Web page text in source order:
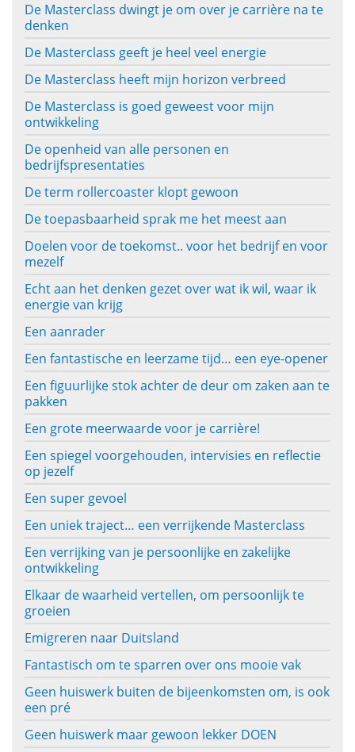
De Masterclass dwingt je om over je carrière na te
denken
De Masterclass geeft je heel veel energie
De Masterclass heeft mijn horizon verbreed
De Masterclass is goed geweest voor mijn
ontwikkeling
De openheid van alle personen en
bedrijfspresentaties
De term rollercoaster klopt gewoon
De toepasbaarheid sprak me het meest aan
Doelen voor de toekomst.. voor het bedrijf en voor
mezelf
Echt aan het denken gezet over wat ik wil, waar ik
energie van krijg
Een aanrader
Een fantastische en leerzame tijd… een eye-opener
Een figuurlijke stok achter de deur om zaken aan te
pakken
Een grote meerwaarde voor je carrière!
Een spiegel voorgehouden, intervisies en reflectie
op jezelf
Een super gevoel
Een uniek traject… een verrijkende Masterclass
Een verrijking van je persoonlijke en zakelijke
ontwikkeling
Elkaar de waarheid vertellen, om persoonlijk te
groeien
Emigreren naar Duitsland
Fantastisch om te sparren over ons mooie vak
Geen huiswerk buiten de bijeenkomsten om, is ook
een pré
Geen huiswerk maar gewoon lekker DOEN